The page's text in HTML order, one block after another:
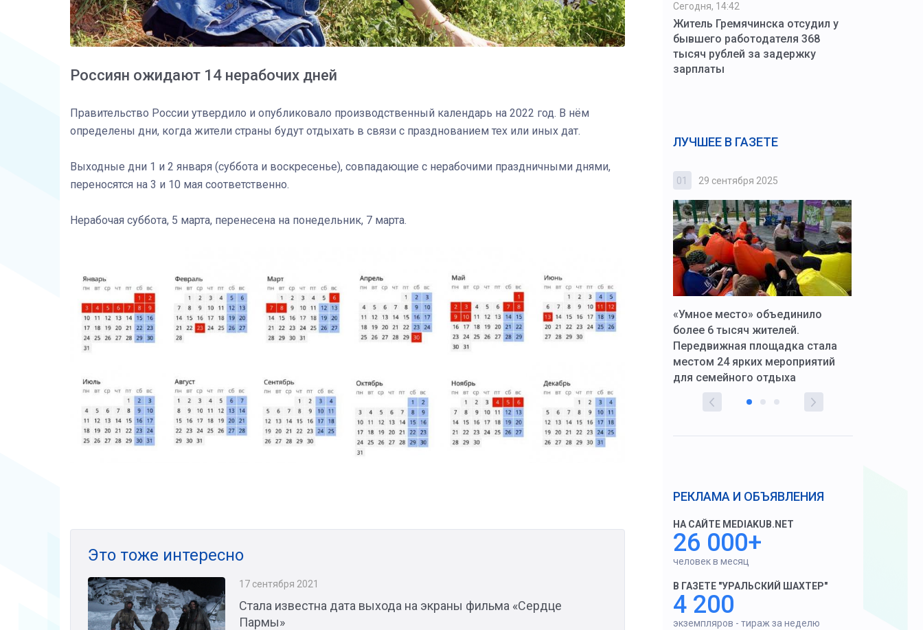
Россиян ожидают 14 нерабочих дней
Правительство России утвердило и опубликовало производственный календарь на 2022 год. В нём
определены дни, когда жители страны будут отдыхать в связи с празднованием тех или иных дат.
Выходные дни 1 и 2 января (суббота и воскресенье), совпадающие с нерабочими праздничными днями,
переносятся на 3 и 10 мая соответственно.
Нерабочая суббота, 5 марта, перенесена на понедельник, 7 марта.
Это тоже интересно
17 сентября 2021
Стала известна дата выхода на экраны фильма «Сердце
Пармы»
Сегодня, 14:42
Житель Гремячинска отсудил у
бывшего работодателя 368
тысяч рублей за задержку
зарплаты
ЛУЧШЕЕ В ГАЗЕТЕ
Штурмовик огня. Казак Алексей
Коробов после возвращения со
спецоперации сделал
01 29 сентября 2025
«Умное место» объединило
более 6 тысяч жителей.
Передвижная площадка стала
местом 24 ярких мероприятий
для семейного отдыха
РЕКЛАМА И ОБЪЯВЛЕНИЯ
НА САЙТЕ MEDIAKUB.NET
26 000+
человек в месяц
В ГАЗЕТЕ "УРАЛЬСКИЙ ШАХТЕР"
4 200
экземпляров - тираж за неделю